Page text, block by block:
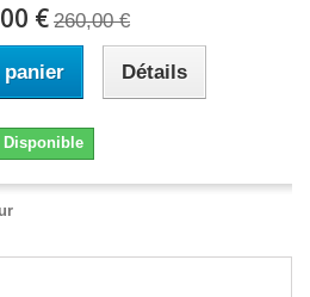
€ 260,00 €
Détails
Disponible